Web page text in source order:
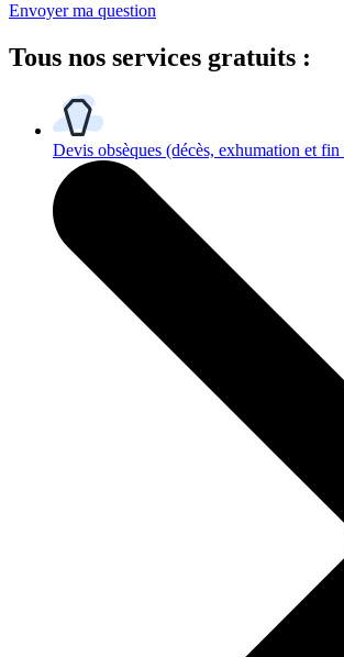
Envoyer ma question
Tous nos services gratuits :
Devis obsèques (décès, exhumation et